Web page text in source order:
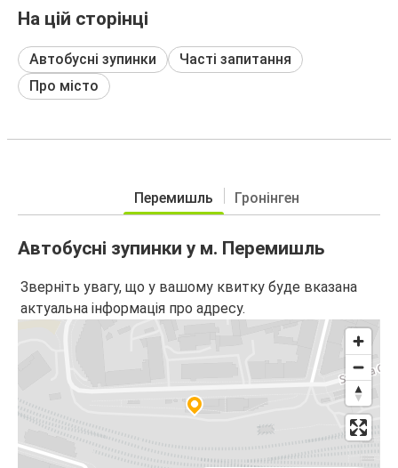
На цій сторінці
Автобусні зупинки
Часті запитання
Про місто
Перемишль Гронінген
Автобусні зупинки у м. Перемишль
Зверніть увагу, що у вашому квитку буде вказана
актуальна інформація про адресу.